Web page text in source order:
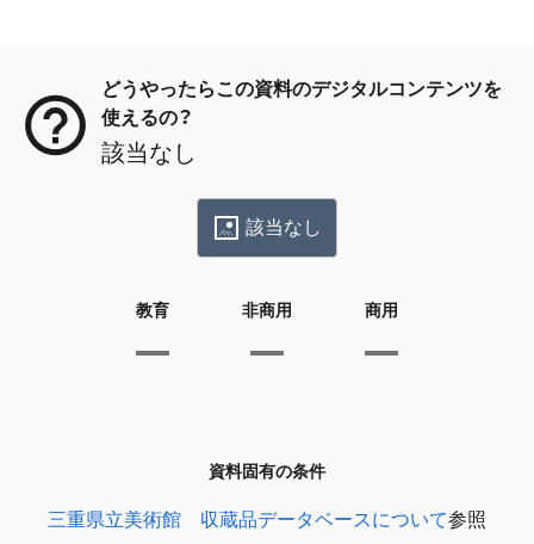
どうやったらこの資料のデジタルコンテンツを
使えるの？
該当なし
該当なし
教育 非商用 商用
資料固有の条件
三重県立美術館 収蔵品データベースについて参照